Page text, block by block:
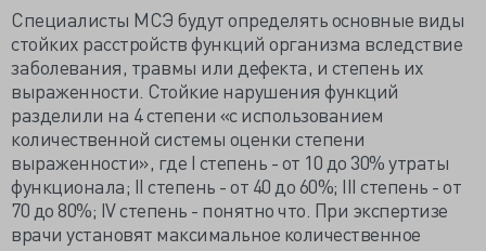
Специалисты МСЭ будут определять основные виды
стойких расстройств функций организма вследствие
заболевания, травмы или дефекта, и степень их
выраженности. Стойкие нарушения функций
разделили на 4 степени «с использованием
количественной системы оценки степени
выраженности», где I степень - от 10 до 30% утраты
функционала; II степень - от 40 до 60%; III степень - от
70 до 80%; IV степень - понятно что. При экспертизе
врачи установят максимальное количественное